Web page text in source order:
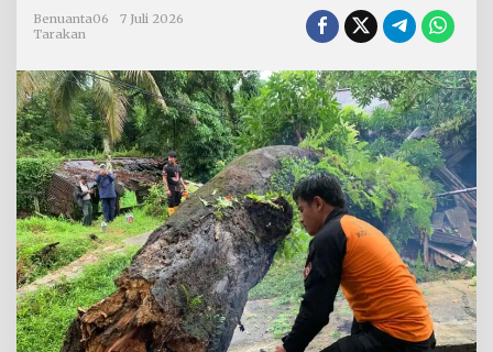
a
e
r
k
e
p
a
n
j
a
n
g
a
n
,
Benuanta06
7 Juli 2026
Tarakan